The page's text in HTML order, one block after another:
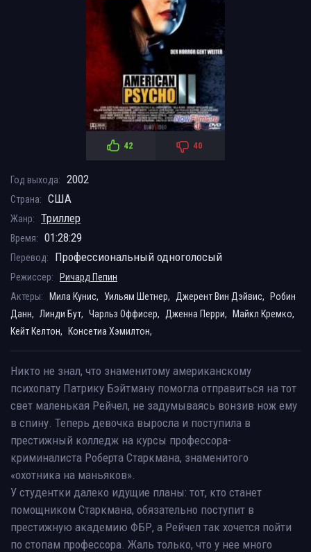
42 40
Год выхода: 2002
Страна: США
Жанр: Триллер
Время: 01:28:29
Перевод: Профессиональный одноголосый
Режиссер:
Ричард Пепин
Актеры:
Мила Кунис, Уильям Шетнер, Джерент Вин Дэйвис,
Робин
Данн, Линди Бут, Чарльз Оффисер, Дженна Перри,
Майкл Кремко,
Кейт Келтон,
Консетиа Хэмилтон,
Никто не знал, что знаменитому американскому
психопату Патрику Бэйтману помогла отправиться на тот
свет маленькая Рейчел, не задумываясь вонзив нож ему
в спину. Теперь девочка выросла и поступила в
престижный колледж на курсы профессора-
криминалиста Роберта Старкмана, знаменитого
«охотника на маньяков».
У студентки далеко идущие планы: тот, кто станет
помощником Старкмана, обязательно поступит в
престижную академию ФБР, а Рейчел так хочется пойти
по стопам профессора. Жаль только, что у нее много